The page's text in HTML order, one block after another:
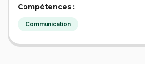
Compétences :
Communication